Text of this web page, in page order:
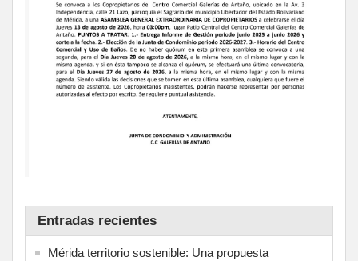
Entradas recientes
Mérida territorio sostenible: Una propuesta